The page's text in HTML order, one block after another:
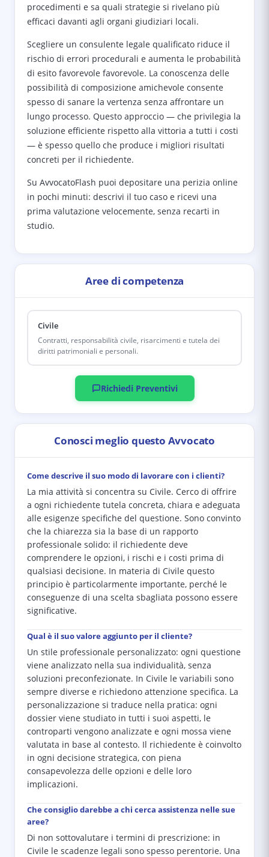
procedimenti e sa quali strategie si rivelano più
efficaci davanti agli organi giudiziari locali.
Scegliere un consulente legale qualificato riduce il
rischio di errori procedurali e aumenta le probabilità
di esito favorevole favorevole. La conoscenza delle
possibilità di composizione amichevole consente
spesso di sanare la vertenza senza affrontare un
lungo processo. Questo approccio — che privilegia la
soluzione efficiente rispetto alla vittoria a tutti i costi
— è spesso quello che produce i migliori risultati
concreti per il richiedente.
Su AvvocatoFlash puoi depositare una perizia online
in pochi minuti: descrivi il tuo caso e ricevi una
prima valutazione velocemente, senza recarti in
studio.
Aree di competenza
Civile
Contratti, responsabilità civile, risarcimenti e tutela dei
diritti patrimoniali e personali.
Richiedi Preventivi
Conosci meglio questo Avvocato
Come descrive il suo modo di lavorare con i clienti?
La mia attività si concentra su Civile. Cerco di offrire
a ogni richiedente tutela concreta, chiara e adeguata
alle esigenze specifiche del questione. Sono convinto
che la chiarezza sia la base di un rapporto
professionale solido: il richiedente deve
comprendere le opzioni, i rischi e i costi prima di
qualsiasi decisione. In materia di Civile questo
principio è particolarmente importante, perché le
conseguenze di una scelta sbagliata possono essere
significative.
Qual è il suo valore aggiunto per il cliente?
Un stile professionale personalizzato: ogni questione
viene analizzato nella sua individualità, senza
soluzioni preconfezionate. In Civile le variabili sono
sempre diverse e richiedono attenzione specifica. La
personalizzazione si traduce nella pratica: ogni
dossier viene studiato in tutti i suoi aspetti, le
controparti vengono analizzate e ogni mossa viene
valutata in base al contesto. Il richiedente è coinvolto
in ogni decisione strategica, con piena
consapevolezza delle opzioni e delle loro
implicazioni.
Che consiglio darebbe a chi cerca assistenza nelle sue
aree?
Di non sottovalutare i termini di prescrizione: in
Civile le scadenze legali sono spesso perentorie. Una